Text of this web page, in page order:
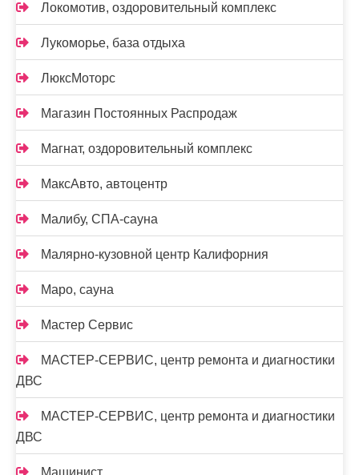
Локомотив, оздоровительный комплекс
Лукоморье, база отдыха
ЛюксМоторс
Магазин Постоянных Распродаж
Магнат, оздоровительный комплекс
МаксАвто, автоцентр
Малибу, СПА-сауна
Малярно-кузовной центр Калифорния
Маро, сауна
Мастер Сервис
МАСТЕР-СЕРВИС, центр ремонта и диагностики
ДВС
МАСТЕР-СЕРВИС, центр ремонта и диагностики
ДВС
Машинист